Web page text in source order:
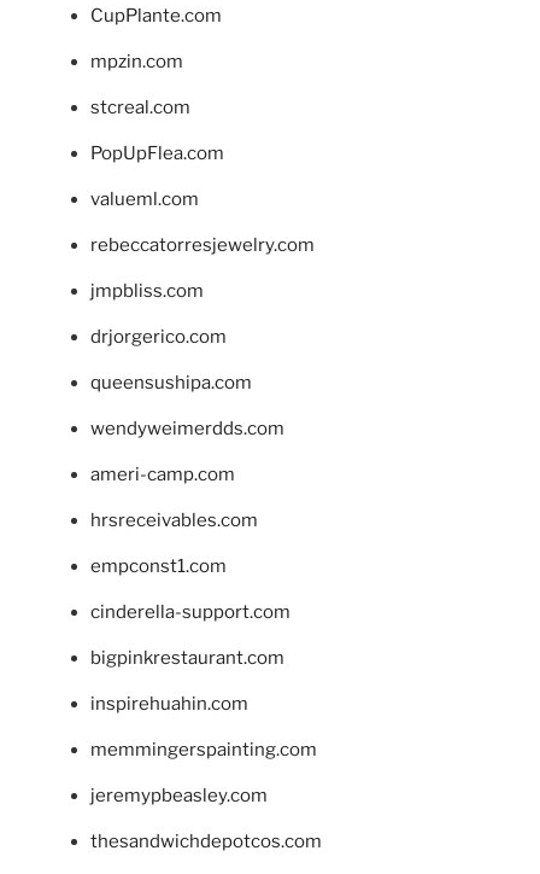
CupPlante.com
mpzin.com
stcreal.com
PopUpFlea.com
valueml.com
rebeccatorresjewelry.com
jmpbliss.com
drjorgerico.com
queensushipa.com
wendyweimerdds.com
ameri-camp.com
hrsreceivables.com
empconst1.com
cinderella-support.com
bigpinkrestaurant.com
inspirehuahin.com
memmingerspainting.com
jeremypbeasley.com
thesandwichdepotcos.com